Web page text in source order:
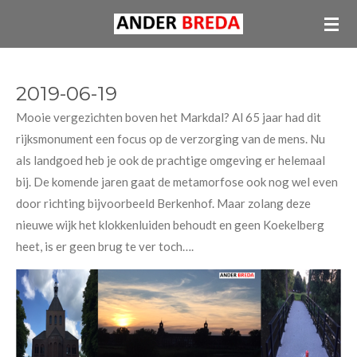
hoofdinhoud
2019-06-19
Mooie vergezichten boven het Markdal? Al 65 jaar had dit
rijksmonument een focus op de verzorging van de mens. Nu
als landgoed heb je ook de prachtige omgeving er helemaal
bij. De komende jaren gaat de metamorfose ook nog wel even
door richting bijvoorbeeld Berkenhof. Maar zolang deze
nieuwe wijk het klokkenluiden behoudt en geen Koekelberg
heet, is er geen brug te ver toch….